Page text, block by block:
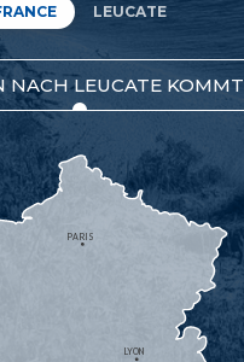
LEUCATE
NACH LEUCATE KOMMT
LYON
PARIS